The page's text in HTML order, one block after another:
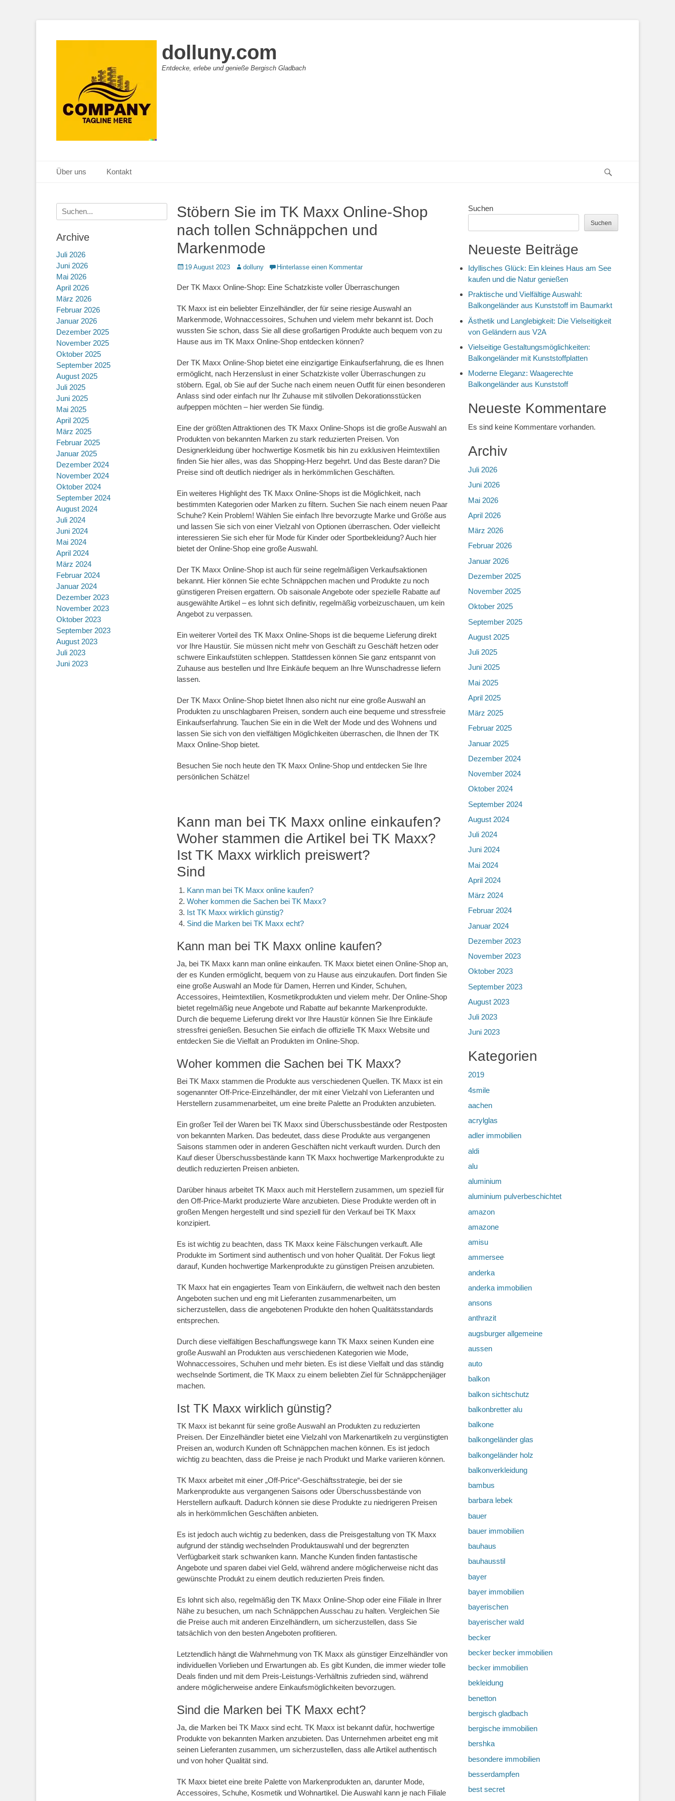
dolluny.com
Entdecke, erlebe und genieße Bergisch Gladbach
Primäres Menü
Zum
Inhalt
Über uns Kontakt
Stöbern Sie im TK Maxx Online-Shop
nach tollen Schnäppchen und
Markenmode
Posted
19 August 2023 Autordolluny Hinterlasse einen Kommentar
Der TK Maxx Online-Shop: Eine Schatzkiste voller Überraschungen
TK Maxx ist ein beliebter Einzelhändler, der für seine riesige Auswahl an
Markenmode, Wohnaccessoires, Schuhen und vielem mehr bekannt ist. Doch
wussten Sie schon, dass Sie all diese großartigen Produkte auch bequem von zu
Hause aus im TK Maxx Online-Shop entdecken können?
Der TK Maxx Online-Shop bietet eine einzigartige Einkaufserfahrung, die es Ihnen
ermöglicht, nach Herzenslust in einer Schatzkiste voller Überraschungen zu
stöbern. Egal, ob Sie auf der Suche nach einem neuen Outfit für einen besonderen
Anlass sind oder einfach nur Ihr Zuhause mit stilvollen Dekorationsstücken
aufpeppen möchten – hier werden Sie fündig.
Eine der größten Attraktionen des TK Maxx Online-Shops ist die große Auswahl an
Produkten von bekannten Marken zu stark reduzierten Preisen. Von
Designerkleidung über hochwertige Kosmetik bis hin zu exklusiven Heimtextilien
finden Sie hier alles, was das Shopping-Herz begehrt. Und das Beste daran? Die
Preise sind oft deutlich niedriger als in herkömmlichen Geschäften.
Ein weiteres Highlight des TK Maxx Online-Shops ist die Möglichkeit, nach
bestimmten Kategorien oder Marken zu filtern. Suchen Sie nach einem neuen Paar
Schuhe? Kein Problem! Wählen Sie einfach Ihre bevorzugte Marke und Größe aus
und lassen Sie sich von einer Vielzahl von Optionen überraschen. Oder vielleicht
interessieren Sie sich eher für Mode für Kinder oder Sportbekleidung? Auch hier
bietet der Online-Shop eine große Auswahl.
Der TK Maxx Online-Shop ist auch für seine regelmäßigen Verkaufsaktionen
bekannt. Hier können Sie echte Schnäppchen machen und Produkte zu noch
günstigeren Preisen ergattern. Ob saisonale Angebote oder spezielle Rabatte auf
ausgewählte Artikel – es lohnt sich definitiv, regelmäßig vorbeizuschauen, um kein
Angebot zu verpassen.
Ein weiterer Vorteil des TK Maxx Online-Shops ist die bequeme Lieferung direkt
vor Ihre Haustür. Sie müssen nicht mehr von Geschäft zu Geschäft hetzen oder
schwere Einkaufstüten schleppen. Stattdessen können Sie ganz entspannt von
Zuhause aus bestellen und Ihre Einkäufe bequem an Ihre Wunschadresse liefern
lassen.
Der TK Maxx Online-Shop bietet Ihnen also nicht nur eine große Auswahl an
Produkten zu unschlagbaren Preisen, sondern auch eine bequeme und stressfreie
Einkaufserfahrung. Tauchen Sie ein in die Welt der Mode und des Wohnens und
lassen Sie sich von den vielfältigen Möglichkeiten überraschen, die Ihnen der TK
Maxx Online-Shop bietet.
Besuchen Sie noch heute den TK Maxx Online-Shop und entdecken Sie Ihre
persönlichen Schätze!
Kann man bei TK Maxx online einkaufen?
Woher stammen die Artikel bei TK Maxx?
Ist TK Maxx wirklich preiswert?
Sind
Kann man bei TK Maxx online kaufen?
Woher kommen die Sachen bei TK Maxx?
Ist TK Maxx wirklich günstig?
Sind die Marken bei TK Maxx echt?
Kann man bei TK Maxx online kaufen?
Ja, bei TK Maxx kann man online einkaufen. TK Maxx bietet einen Online-Shop an,
der es Kunden ermöglicht, bequem von zu Hause aus einzukaufen. Dort finden Sie
eine große Auswahl an Mode für Damen, Herren und Kinder, Schuhen,
Accessoires, Heimtextilien, Kosmetikprodukten und vielem mehr. Der Online-Shop
bietet regelmäßig neue Angebote und Rabatte auf bekannte Markenprodukte.
Durch die bequeme Lieferung direkt vor Ihre Haustür können Sie Ihre Einkäufe
stressfrei genießen. Besuchen Sie einfach die offizielle TK Maxx Website und
entdecken Sie die Vielfalt an Produkten im Online-Shop.
Woher kommen die Sachen bei TK Maxx?
Bei TK Maxx stammen die Produkte aus verschiedenen Quellen. TK Maxx ist ein
sogenannter Off-Price-Einzelhändler, der mit einer Vielzahl von Lieferanten und
Herstellern zusammenarbeitet, um eine breite Palette an Produkten anzubieten.
Ein großer Teil der Waren bei TK Maxx sind Überschussbestände oder Restposten
von bekannten Marken. Das bedeutet, dass diese Produkte aus vergangenen
Saisons stammen oder in anderen Geschäften nicht verkauft wurden. Durch den
Kauf dieser Überschussbestände kann TK Maxx hochwertige Markenprodukte zu
deutlich reduzierten Preisen anbieten.
Darüber hinaus arbeitet TK Maxx auch mit Herstellern zusammen, um speziell für
den Off-Price-Markt produzierte Ware anzubieten. Diese Produkte werden oft in
großen Mengen hergestellt und sind speziell für den Verkauf bei TK Maxx
konzipiert.
Es ist wichtig zu beachten, dass TK Maxx keine Fälschungen verkauft. Alle
Produkte im Sortiment sind authentisch und von hoher Qualität. Der Fokus liegt
darauf, Kunden hochwertige Markenprodukte zu günstigen Preisen anzubieten.
TK Maxx hat ein engagiertes Team von Einkäufern, die weltweit nach den besten
Angeboten suchen und eng mit Lieferanten zusammenarbeiten, um
sicherzustellen, dass die angebotenen Produkte den hohen Qualitätsstandards
entsprechen.
Durch diese vielfältigen Beschaffungswege kann TK Maxx seinen Kunden eine
große Auswahl an Produkten aus verschiedenen Kategorien wie Mode,
Wohnaccessoires, Schuhen und mehr bieten. Es ist diese Vielfalt und das ständig
wechselnde Sortiment, die TK Maxx zu einem beliebten Ziel für Schnäppchenjäger
machen.
Ist TK Maxx wirklich günstig?
TK Maxx ist bekannt für seine große Auswahl an Produkten zu reduzierten
Preisen. Der Einzelhändler bietet eine Vielzahl von Markenartikeln zu vergünstigten
Preisen an, wodurch Kunden oft Schnäppchen machen können. Es ist jedoch
wichtig zu beachten, dass die Preise je nach Produkt und Marke variieren können.
TK Maxx arbeitet mit einer „Off-Price“-Geschäftsstrategie, bei der sie
Markenprodukte aus vergangenen Saisons oder Überschussbestände von
Herstellern aufkauft. Dadurch können sie diese Produkte zu niedrigeren Preisen
als in herkömmlichen Geschäften anbieten.
Es ist jedoch auch wichtig zu bedenken, dass die Preisgestaltung von TK Maxx
aufgrund der ständig wechselnden Produktauswahl und der begrenzten
Verfügbarkeit stark schwanken kann. Manche Kunden finden fantastische
Angebote und sparen dabei viel Geld, während andere möglicherweise nicht das
gewünschte Produkt zu einem deutlich reduzierten Preis finden.
Es lohnt sich also, regelmäßig den TK Maxx Online-Shop oder eine Filiale in Ihrer
Nähe zu besuchen, um nach Schnäppchen Ausschau zu halten. Vergleichen Sie
die Preise auch mit anderen Einzelhändlern, um sicherzustellen, dass Sie
tatsächlich von den besten Angeboten profitieren.
Letztendlich hängt die Wahrnehmung von TK Maxx als günstiger Einzelhändler von
individuellen Vorlieben und Erwartungen ab. Es gibt Kunden, die immer wieder tolle
Deals finden und mit dem Preis-Leistungs-Verhältnis zufrieden sind, während
andere möglicherweise andere Einkaufsmöglichkeiten bevorzugen.
Sind die Marken bei TK Maxx echt?
Ja, die Marken bei TK Maxx sind echt. TK Maxx ist bekannt dafür, hochwertige
Produkte von bekannten Marken anzubieten. Das Unternehmen arbeitet eng mit
seinen Lieferanten zusammen, um sicherzustellen, dass alle Artikel authentisch
und von hoher Qualität sind.
TK Maxx bietet eine breite Palette von Markenprodukten an, darunter Mode,
Accessoires, Schuhe, Kosmetik und Wohnartikel. Die Auswahl kann je nach Filiale
Suchen
Suchen
Neueste Beiträge
Idyllisches Glück: Ein kleines Haus am See
kaufen und die Natur genießen
Praktische und Vielfältige Auswahl:
Balkongeländer aus Kunststoff im Baumarkt
Ästhetik und Langlebigkeit: Die Vielseitigkeit
von Geländern aus V2A
Vielseitige Gestaltungsmöglichkeiten:
Balkongeländer mit Kunststoffplatten
Moderne Eleganz: Waagerechte
Balkongeländer aus Kunststoff
Neueste Kommentare
Es sind keine Kommentare vorhanden.
Archiv
Juli 2026
Juni 2026
Mai 2026
April 2026
März 2026
Februar 2026
Januar 2026
Dezember 2025
November 2025
Oktober 2025
September 2025
August 2025
Juli 2025
Juni 2025
Mai 2025
April 2025
März 2025
Februar 2025
Januar 2025
Dezember 2024
November 2024
Oktober 2024
September 2024
August 2024
Juli 2024
Juni 2024
Mai 2024
April 2024
März 2024
Februar 2024
Januar 2024
Dezember 2023
November 2023
Oktober 2023
September 2023
August 2023
Juli 2023
Juni 2023
Kategorien
2019
4smile
aachen
acrylglas
adler immobilien
aldi
alu
aluminium
aluminium pulverbeschichtet
amazon
amazone
amisu
ammersee
anderka
anderka immobilien
ansons
anthrazit
augsburger allgemeine
aussen
auto
balkon
balkon sichtschutz
balkonbretter alu
balkone
balkongeländer glas
balkongeländer holz
balkonverkleidung
bambus
barbara lebek
bauer
bauer immobilien
bauhaus
bauhausstil
bayer
bayer immobilien
bayerischen
bayerischer wald
becker
becker becker immobilien
becker immobilien
bekleidung
benetton
bergisch gladbach
bergische immobilien
bershka
besondere immobilien
besserdampfen
best secret
Suche
nach:
Archive
Juli 2026
Juni 2026
Mai 2026
April 2026
März 2026
Februar 2026
Januar 2026
Dezember 2025
November 2025
Oktober 2025
September 2025
August 2025
Juli 2025
Juni 2025
Mai 2025
April 2025
März 2025
Februar 2025
Januar 2025
Dezember 2024
November 2024
Oktober 2024
September 2024
August 2024
Juli 2024
Juni 2024
Mai 2024
April 2024
März 2024
Februar 2024
Januar 2024
Dezember 2023
November 2023
Oktober 2023
September 2023
August 2023
Juli 2023
Juni 2023